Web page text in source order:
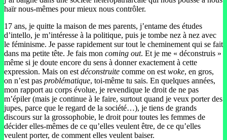
haïr nous-mêmes pour mieux nous contrôler.
17 ans, je quitte la maison de mes parents, j’entame des études
d’intello, je m’intéresse à la politique, puis je tombe nez à nez avec
le féminisme. Je passe rapidement sur tout le cheminement qui se fait
dans ma petite tête. Je fais mon coming out. Et je me « déconstruis »
même si je doute encore du sens à donner exactement à cette
expression. Mais on est déconstruite comme on est woke, en gros,
on n’est pas problématique, toi-même tu sais. En quelques années,
mon rapport au corps évolue, je revendique le droit de ne pas
m’épiler (mais je continue à le faire, surtout quand je veux porter des
jupes, parce que le regard de la société…), je tiens de grands
discours sur la grossophobie, le droit pour toutes les femmes de
décider elles-mêmes de ce qu’elles veulent être, de ce qu’elles
veulent porter, de comment elles veulent baiser.